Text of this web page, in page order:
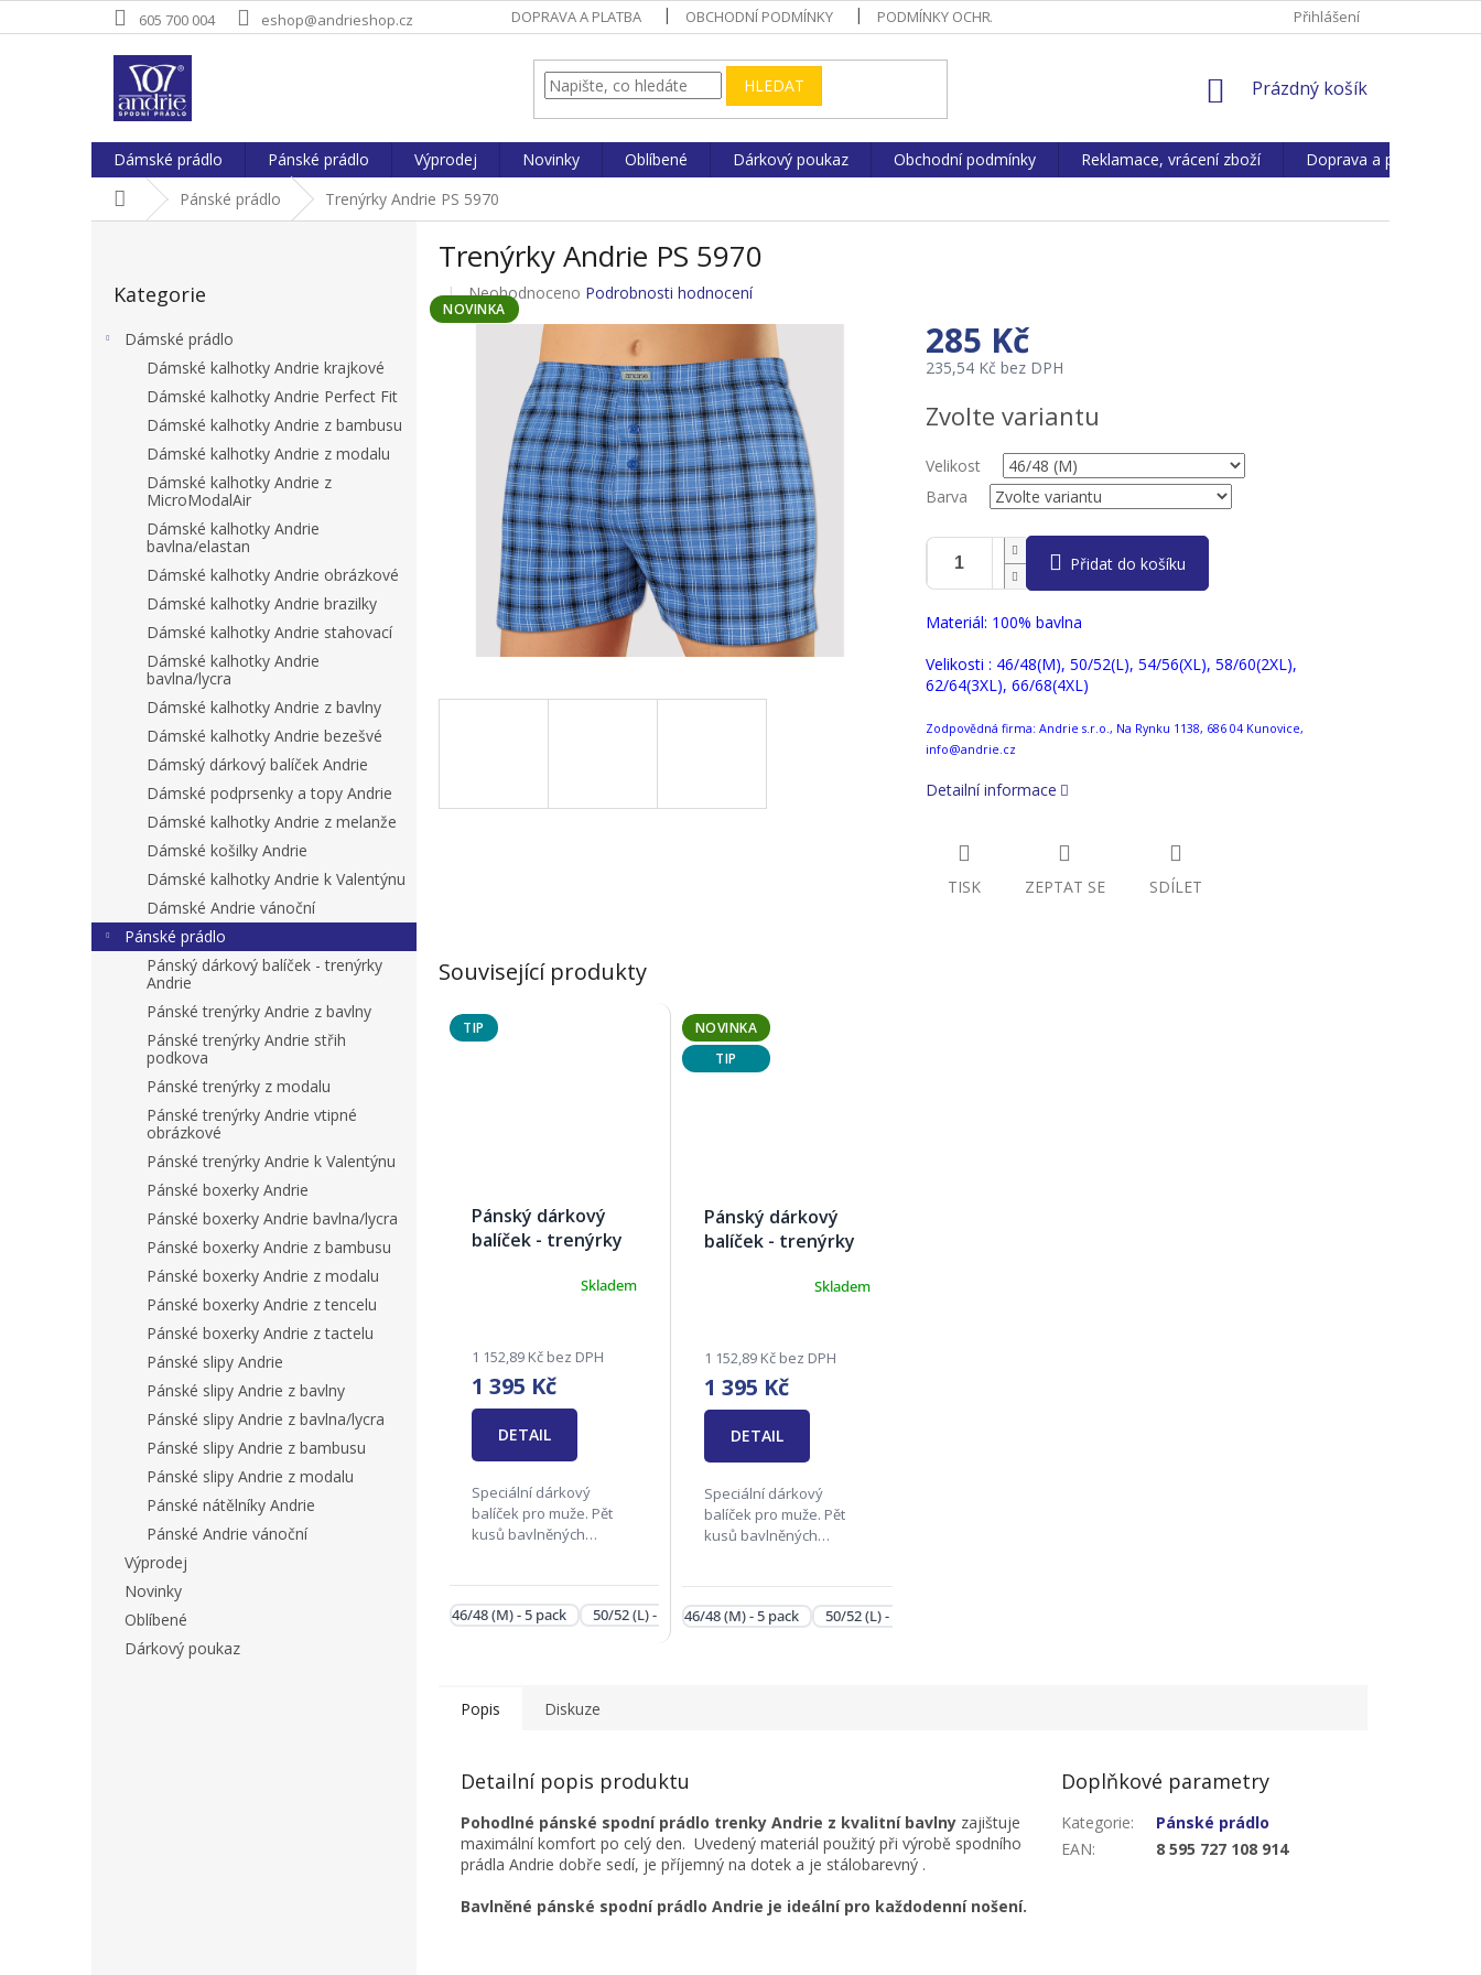
na
605 700 004 eshop@andrieshop.cz DOPRAVA A PLATBA OBCHODNÍ PODMÍNKY PODMÍNKY OCHRANY OS. ÚDAJŮ REKLAMACE, VRÁCENÍ ZBOŽÍPřihlášení
HLEDAT
NÁKUPNÍ
Prázdný košík
Dámské prádlo Pánské prádlo Výprodej Novinky Oblíbené Dárkový poukaz Obchodní podmínky Reklamace, vrácení zboží Doprava a platba
Domů Pánské prádlo Trenýrky Andrie PS 5970
kategorie
Kategorie
Dámské prádlo
Dámské kalhotky Andrie krajkové
Dámské kalhotky Andrie Perfect Fit
Dámské kalhotky Andrie z bambusu
Dámské kalhotky Andrie z modalu
Dámské kalhotky Andrie z
MicroModalAir
Dámské kalhotky Andrie
bavlna/elastan
Dámské kalhotky Andrie obrázkové
Dámské kalhotky Andrie brazilky
Dámské kalhotky Andrie stahovací
Dámské kalhotky Andrie
bavlna/lycra
Dámské kalhotky Andrie z bavlny
Dámské kalhotky Andrie bezešvé
Dámský dárkový balíček Andrie
Dámské podprsenky a topy Andrie
Dámské kalhotky Andrie z melanže
Dámské košilky Andrie
Dámské kalhotky Andrie k Valentýnu
Dámské Andrie vánoční
Pánské prádlo
Pánský dárkový balíček - trenýrky
Andrie
Pánské trenýrky Andrie z bavlny
Pánské trenýrky Andrie střih
podkova
Pánské trenýrky z modalu
Pánské trenýrky Andrie vtipné
obrázkové
Pánské trenýrky Andrie k Valentýnu
Pánské boxerky Andrie
Pánské boxerky Andrie bavlna/lycra
Pánské boxerky Andrie z bambusu
Pánské boxerky Andrie z modalu
Pánské boxerky Andrie z tencelu
Pánské boxerky Andrie z tactelu
Pánské slipy Andrie
Pánské slipy Andrie z bavlny
Pánské slipy Andrie z bavlna/lycra
Pánské slipy Andrie z bambusu
Pánské slipy Andrie z modalu
Pánské nátělníky Andrie
Pánské Andrie vánoční
Výprodej
Novinky
Oblíbené
Dárkový poukaz
Trenýrky Andrie PS 5970
NOVINKA
Průměrné
hodnocení
hvězdiček.
Neohodnoceno Podrobnosti hodnocení
285 Kč
235,54 Kč bez DPH
cena:
Zvolte variantu
Velikost
Barva
Přidat do košíku
Materiál: 100% bavlna
Velikosti : 46/48(M), 50/52(L), 54/56(XL), 58/60(2XL),
62/64(3XL), 66/68(4XL)
Zodpovědná firma: Andrie s.r.o., Na Rynku 1138, 686 04 Kunovice,
info@andrie.cz
Detailní informace
TISK ZEPTAT SE SDÍLET
Související produkty
TIP
Pánský dárkový
balíček - trenýrky
je
z
5
hvězdiček.
Skladem
1 152,89 Kč bez DPH
1 395 Kč
DETAIL
Speciální dárkový
balíček pro muže. Pět
kusů bavlněných
skladem , může být
46/48 (M) - 5 pack 50/52 (L) - 5 pack 58/60 (2XL) - 5 pack 62/64 (3XL) - 5 pack
NOVINKA
TIP
Pánský dárkový
balíček - trenýrky
je
z
5
hvězdiček.
Skladem
1 152,89 Kč bez DPH
1 395 Kč
DETAIL
Speciální dárkový
balíček pro muže. Pět
kusů bavlněných
ze vzorů z balíčku není
46/48 (M) - 5 pack 50/52 (L) - 5 pack
Popis Diskuze
Detailní popis produktu
Pohodlné pánské spodní prádlo trenky Andrie z kvalitní bavlny zajištuje
maximální komfort po celý den. Uvedený materiál použitý při výrobě spodního
prádla Andrie dobře sedí, je příjemný na dotek a je stálobarevný .
Bavlněné pánské spodní prádlo Andrie je ideální pro každodenní nošení.
Doplňkové parametry
Kategorie:
Pánské prádlo
EAN: 8 595 727 108 914